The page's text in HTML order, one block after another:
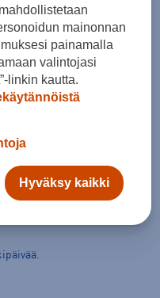
mainonnan
painamalla
valintojasi
linkin kautta.
Hyväksy kaikki